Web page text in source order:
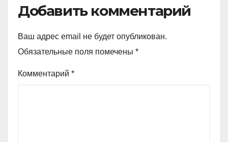
Добавить комментарий
Ваш адрес email не будет опубликован.
Обязательные поля помечены *
Комментарий *